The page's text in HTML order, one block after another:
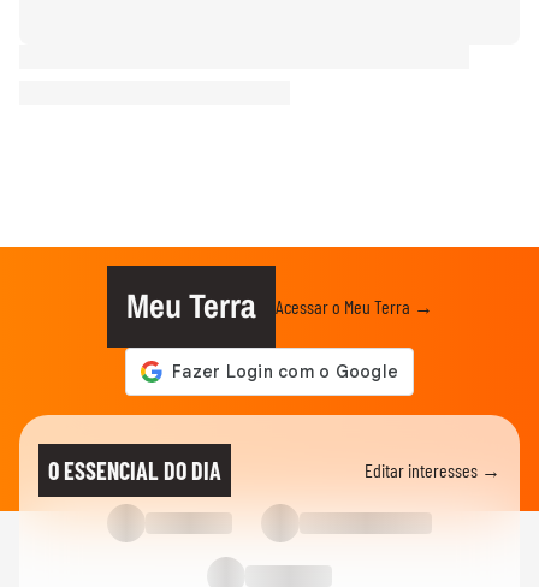
Meu Terra Acessar o Meu Terra →
O ESSENCIAL DO DIA Editar interesses →